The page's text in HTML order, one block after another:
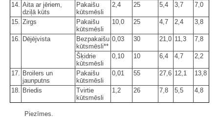
14. Aita ar jēriem,
dziļā kūts
Pakaišu
kūtsmēsli
2,4 25 5,4 3,7 7,0
15. Zirgs
Pakaišu
kūtsmēsli
10,0 25 4,7 2,4 3,8
16. Dējējvista
Bezpakaišu
kūtsmēsli**
0,03 30 21,0 11,3 7,8
Šķidrie
kūtsmēsli
0,10 10 6,4 4,7 2,2
17.
Broilers un
jaunputns
Pakaišu
kūtsmēsli
0,01 55 27,6 12,1 13,8
18. Briedis
Tvirtie
kūtsmēsli
1,2 26 7,8 5,5 4,8
Piezīmes.